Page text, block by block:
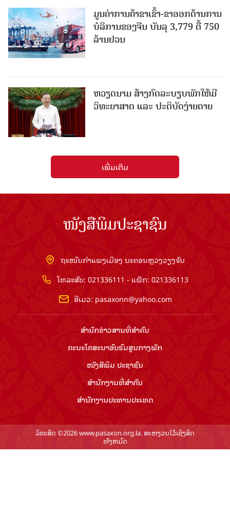
ມູນຄ່າການຄ້າຂາເຂົ້າ-ຂາອອກດ້ານການ
ບໍລິການຂອງຈີນ ບັນລຸ 3,779 ຕື້ 750
ລ້ານຢວນ
ຫວຽດນາມ ສ້າງກົດລະບຽບພັກໃຫ້ມີ
ວິທະຍາສາດ ແລະ ປະຕິບັດງ່າຍດາຍ
ເພີ່ມເຕີມ
ໜັງສືພິມປະຊາຊົນ
ຖະໜົນກຳແພງເມືອງ ນະຄອນຫຼວງວຽງຈັນ
ໂທລະສັບ: 021336111 - ແຟັກ: 021336113
ອີເມວ: pasaxonn@yahoo.com
ສຳ​ນັກ​ຂ່າວ​ສານ​ທີ່​ສຳ​ຄັນ​
ຄະນະໂຄສະນາອົບຮົມ​ສູນ​ກາງ​ພັກ
ໜັງສືພິມ ປະ​ຊາ​ຊົນ
ສຳ​ນັກ​ງານ​ທີ່​ສຳ​ຄັນ
ສຳ​ນັກ​ງານ​ປະ​ທານ​ປະ​ເທດ
ລິຂະສິດ ©2026 www.pasaxon.org.la. ສະຫງວນໄວ້ເຊິງສິດ
ທັງຫມົດ